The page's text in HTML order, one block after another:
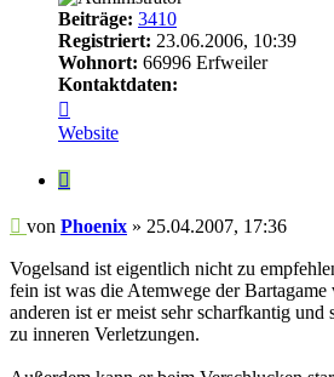
Beiträge: 3410
Registriert: 23.06.2006, 10:39
Wohnort: 66996 Erfweiler
Kontaktdaten:
von
Phoenix
Website
Zitieren
Beitrag
von Phoenix » 25.04.2007, 17:36
Vogelsand ist eigentlich nicht zu
fein ist was die Atemwege der
anderen ist er meist sehr scharfkantig und
zu inneren Verletzungen.